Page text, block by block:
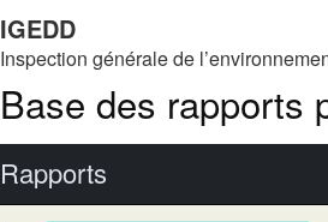
IGEDD
Inspection générale de
Base des rapports
Rapports